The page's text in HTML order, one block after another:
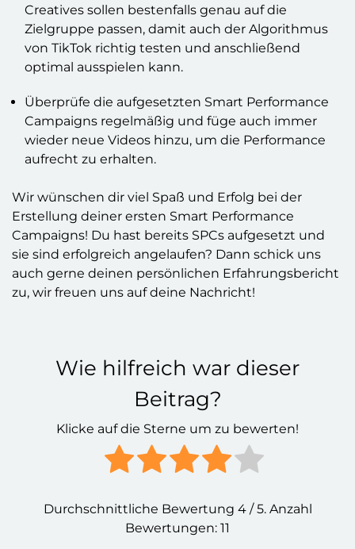
Creatives sollen bestenfalls genau auf die
Zielgruppe passen, damit auch der Algorithmus
von TikTok richtig testen und anschließend
optimal ausspielen kann.
Überprüfe die aufgesetzten Smart Performance
Campaigns regelmäßig und füge auch immer
wieder neue Videos hinzu, um die Performance
aufrecht zu erhalten.
Wir wünschen dir viel Spaß und Erfolg bei der
Erstellung deiner ersten Smart Performance
Campaigns! Du hast bereits SPCs aufgesetzt und
sie sind erfolgreich angelaufen? Dann schick uns
auch gerne deinen persönlichen Erfahrungsbericht
zu, wir freuen uns auf deine Nachricht!
Wie hilfreich war dieser
Beitrag?
Klicke auf die Sterne um zu bewerten!
Durchschnittliche Bewertung 4/ 5. Anzahl
Bewertungen: 11